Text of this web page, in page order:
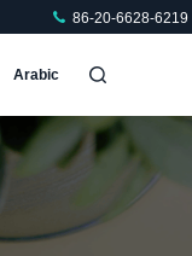
86-20-6628-6219
Arabic